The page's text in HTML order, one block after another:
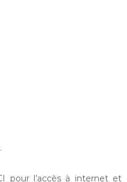
pour l’accès à internet et